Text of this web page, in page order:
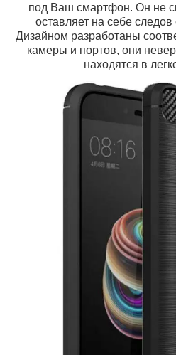
под Ваш смартфон. Он не
оставляет на себе следов
Дизайном разработаны
камеры и портов, они
находятся в